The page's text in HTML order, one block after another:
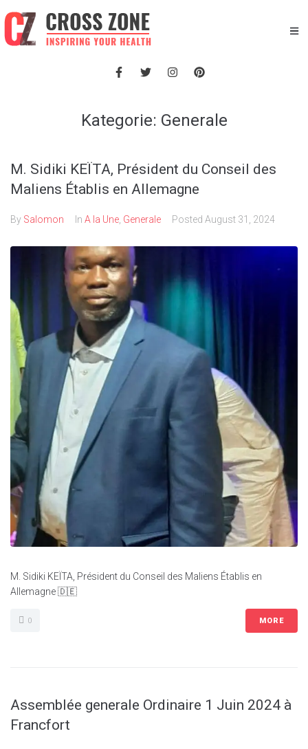
Kategorie: Generale
M. Sidiki KEÏTA, Président du Conseil des
Maliens Établis en Allemagne
By Salomon In A la Une Generale Posted August 31, 2024
M. Sidiki KEÏTA, Président du Conseil des Maliens Établis en
Allemagne 🇩🇪
0 MORE
Assemblée generale Ordinaire 1 Juin 2024 à
Francfort